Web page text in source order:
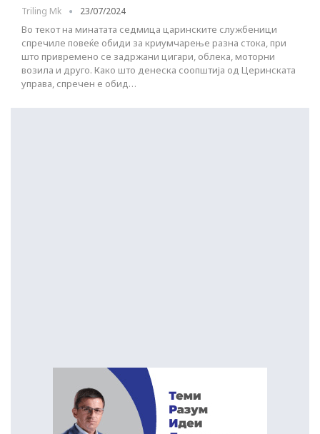
Triling Mk 23/07/2024
Во текот на минатата седмица царинските службеници
спречиле повеќе обиди за криумчарење разна стока, при
што привремено се задржани цигари, облека, моторни
возила и друго. Како што денеска соопштија од Церинската
управа, спречен е обид…